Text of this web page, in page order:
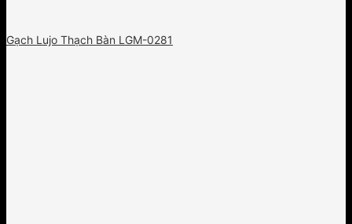
Gạch Lujo Thạch Bàn LGM-0281